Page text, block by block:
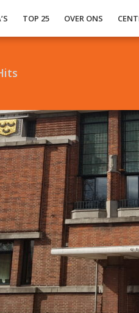
TOP 25 OVER ONS